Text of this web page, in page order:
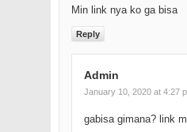
Min link nya ko ga bisa
Reply
Admin
January 10, 2020 at 4:27
gabisa gimana? link